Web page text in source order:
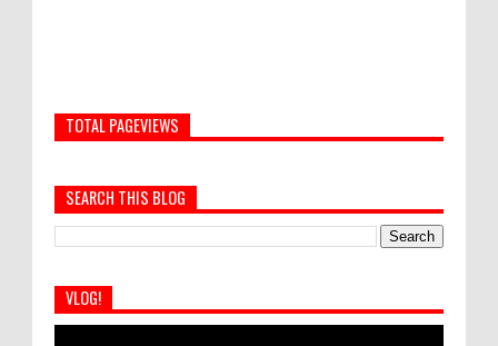
TOTAL PAGEVIEWS
SEARCH THIS BLOG
VLOG!